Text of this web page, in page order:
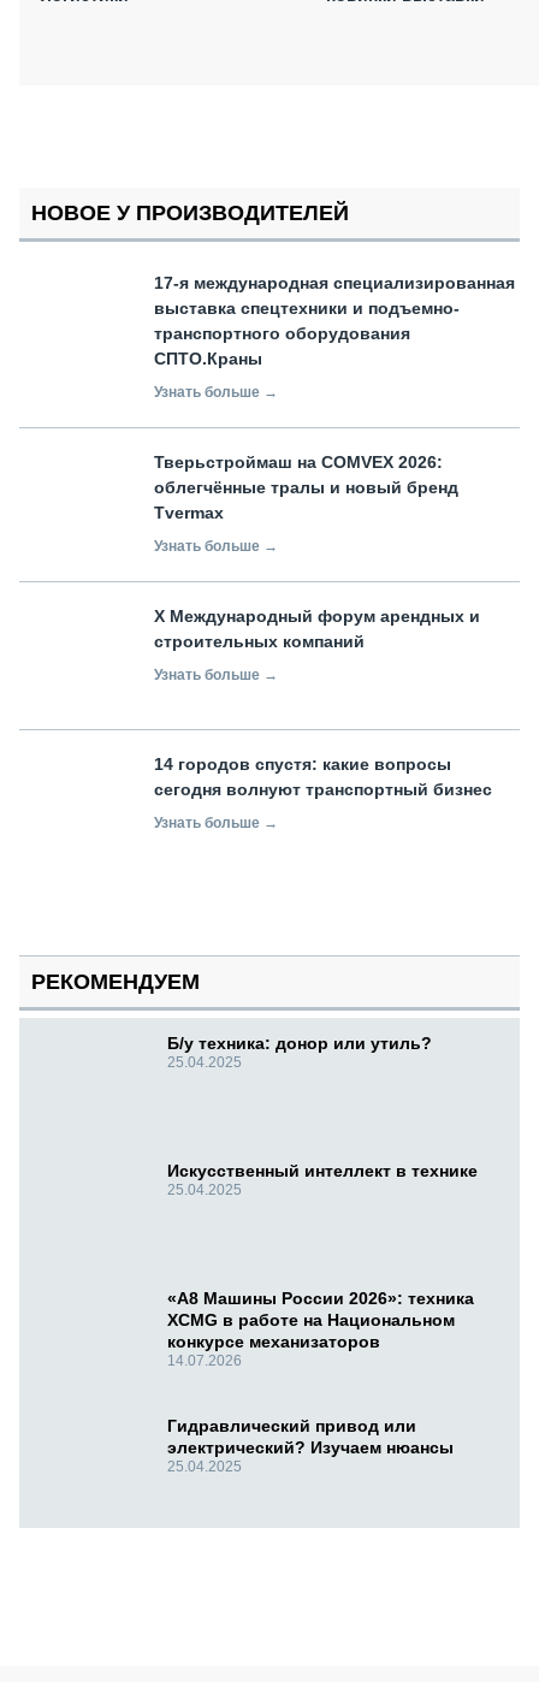
НОВОЕ У ПРОИЗВОДИТЕЛЕЙ
17-я международная специализированная
выставка спецтехники и подъемно-
транспортного оборудования
СПТО.Краны
Узнать больше →
Тверьстроймаш на COMVEX 2026:
облегчённые тралы и новый бренд
Tvermax
Узнать больше →
X Международный форум арендных и
строительных компаний
Узнать больше →
14 городов спустя: какие вопросы
сегодня волнуют транспортный бизнес
Узнать больше →
РЕКОМЕНДУЕМ
Б/у техника: донор или утиль?
25.04.2025
Искусственный интеллект в технике
25.04.2025
«А8 Машины России 2026»: техника
XCMG в работе на Национальном
конкурсе механизаторов
14.07.2026
Гидравлический привод или
электрический? Изучаем нюансы
25.04.2025